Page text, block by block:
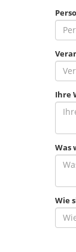
Ihre
Was
Wie